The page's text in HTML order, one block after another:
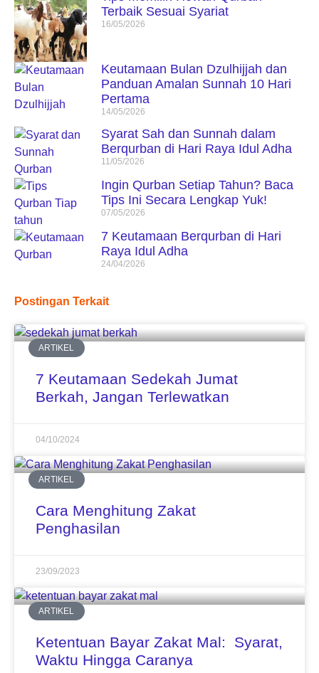
Terbaik Sesuai Syariat
16/05/2026
Keutamaan Bulan Dzulhijjah dan
Panduan Amalan Sunnah 10 Hari
Pertama
14/05/2026
Syarat Sah dan Sunnah dalam
Berqurban di Hari Raya Idul Adha
11/05/2026
Ingin Qurban Setiap Tahun? Baca
Tips Ini Secara Lengkap Yuk!
07/05/2026
7 Keutamaan Berqurban di Hari
Raya Idul Adha
24/04/2026
Postingan Terkait
ARTIKEL
7 Keutamaan Sedekah Jumat
Berkah, Jangan Terlewatkan
04/10/2024
ARTIKEL
Cara Menghitung Zakat
Penghasilan
23/09/2023
ARTIKEL
Ketentuan Bayar Zakat Mal: Syarat,
Waktu Hingga Caranya